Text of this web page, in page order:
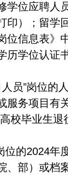
学位应聘人
印）；留学
位信息表》
历学位认证
”岗位的
服务项目有
校毕业生
的2024年
、部）或档